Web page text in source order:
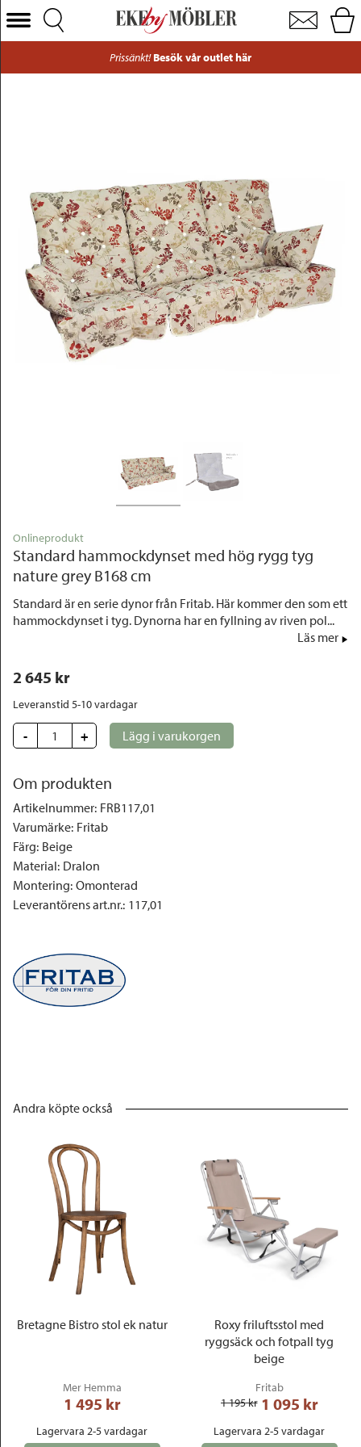
Standard hammockdynset med hög rygg tyg nature grey B168 cm
Välj Kategori
Förvaring
Inredning
Mattor
Belysning
Utemöbler
Varumärken
Prissänkt! Besök vår outlet här
Onlineprodukt
Standard hammockdynset med hög rygg tyg
nature grey B168 cm
Standard är en serie dynor från Fritab. Här kommer den som ett
hammockdynset i tyg. Dynorna har en fyllning av riven pol...
Läs mer
2 645 kr
Leveranstid 5-10 vardagar
- + Lägg i varukorgen
Om produkten
Artikelnummer: FRB117,01
Varumärke: Fritab
Färg: Beige
Material: Dralon
Montering: Omonterad
Leverantörens art.nr.: 117,01
Andra köpte också
Bretagne Bistro stol ek natur
Mer Hemma
1 495 kr
Lagervara 2-5 vardagar
Roxy friluftsstol med
ryggsäck och fotpall tyg
beige
Fritab
1 195 kr 1 095 kr
Lagervara 2-5 vardagar